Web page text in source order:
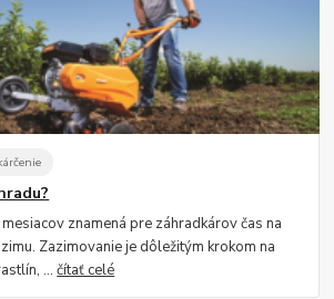
znamená pre záhradkárov čas na
Zazimovanie je dôležitým krokom na
...čítať celé